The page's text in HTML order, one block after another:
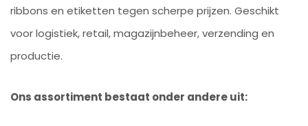
ribbons en etiketten tegen scherpe prijzen. Geschikt
voor logistiek, retail, magazijnbeheer, verzending en
productie.
Ons assortiment bestaat onder andere uit: